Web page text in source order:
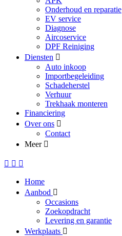
Onderhoud en reparatie
EV service
Diagnose
Aircoservice
DPF Reiniging
Diensten
Auto inkoop
Importbegeleiding
Schadeherstel
Verhuur
Trekhaak monteren
Financiering
Over ons
Contact
Meer
Home
Aanbod
Occasions
Zoekopdracht
Levering en garantie
Werkplaats